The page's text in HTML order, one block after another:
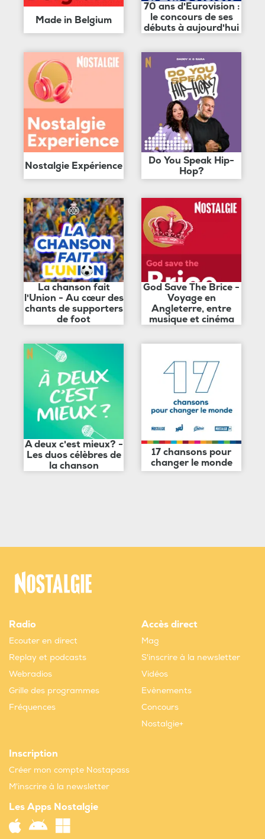
Made in Belgium
70 ans d'Eurovision :
le concours de ses
débuts à aujourd'hui
Nostalgie Expérience
Do You Speak Hip-
Hop?
La chanson fait
l'Union - Au cœur des
chants de supporters
de foot
God Save The Brice -
Voyage en
Angleterre, entre
musique et cinéma
A deux c'est mieux? -
Les duos célèbres de
la chanson
17 chansons pour
changer le monde
Radio
Ecouter en direct
Replay et podcasts
Webradios
Grille des programmes
Fréquences
Accès direct
Mag
S'inscrire à la newsletter
Vidéos
Evènements
Concours
Nostalgie+
Inscription
Créer mon compte Nostapass
M'inscrire à la newsletter
Les Apps Nostalgie